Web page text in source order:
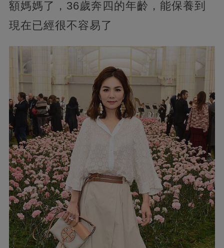
額媽媽了，36歲奔四的年齡，能保養到
現在已經很不容易了